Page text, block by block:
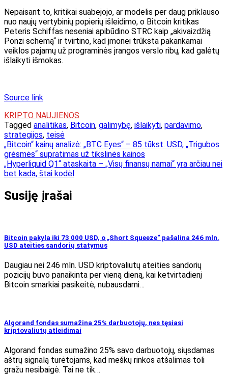
Nepaisant to, kritikai suabejojo, ar modelis per daug priklauso
nuo naujų vertybinių popierių išleidimo, o Bitcoin kritikas
Peteris Schiffas neseniai apibūdino STRC kaip „akivaizdžią
Ponzi schemą“ ir tvirtino, kad įmonei trūksta pakankamai
veiklos pajamų už programinės įrangos verslo ribų, kad galėtų
išlaikyti išmokas.
Source link
KRIPTO NAUJIENOS
Tagged analitikas, Bitcoin, galimybę, išlaikyti, pardavimo,
strategijos, teisė
Navigacija
tarp
įrašų
„Bitcoin“ kainų analizė: „BTC Eyes“ – 85 tūkst. USD, „Trigubos
grėsmės“ supratimas už tikslinės kainos
„Hyperliquid Q1“ ataskaita – „Visų finansų namai“ yra arčiau nei
bet kada, štai kodėl
Susiję įrašai
Bitcoin pakyla iki 73 000 USD, o „Short Squeeze“ pašalina 246 mln.
USD ateities sandorių statymus
Daugiau nei 246 mln. USD kriptovaliutų ateities sandorių
pozicijų buvo panaikinta per vieną dieną, kai ketvirtadienį
Bitcoin smarkiai pasikeitė, nubausdami…
Algorand fondas sumažina 25% darbuotojų, nes tęsiasi
kriptovaliutų atleidimai
Algorand fondas sumažino 25% savo darbuotojų, siųsdamas
aštrų signalą turėtojams, kad meškų rinkos atšalimas toli
gražu nesibaigė. Tai ne tik…